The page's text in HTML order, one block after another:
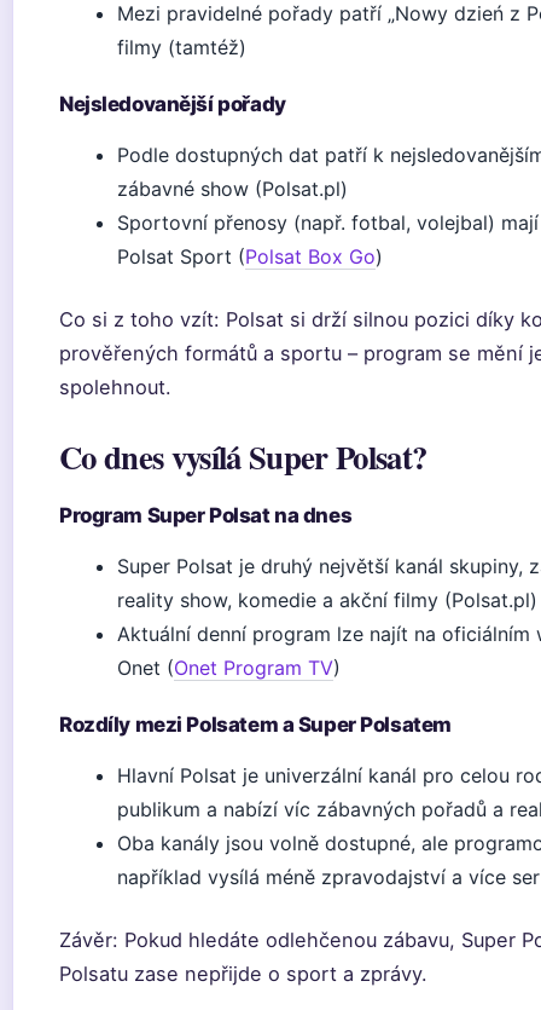
Mezi pravidelné pořady patří „Nowy dzień z
filmy (tamtéž)
Nejsledovanější pořady
Podle dostupných dat patří k
zábavné show (Polsat.pl)
Sportovní přenosy (např. fotbal, volejbal)
Polsat Sport (Polsat Box Go)
Co si z toho vzít: Polsat si drží silnou pozici díky
prověřených formátů a sportu – program se mění
spolehnout.
Co dnes vysílá Super Polsat?
Program Super Polsat na dnes
Super Polsat je druhý největší kanál skupiny,
reality show, komedie a akční filmy (Polsat.pl)
Aktuální denní program lze najít na
Onet (Onet Program TV)
Rozdíly mezi Polsatem a Super Polsatem
Hlavní Polsat je univerzální kanál pro celou
publikum a nabízí víc zábavných pořadů a
Oba kanály jsou volně dostupné, ale
například vysílá méně zpravodajství a více
Závěr: Pokud hledáte odlehčenou zábavu, Super
Polsatu zase nepřijde o sport a zprávy.